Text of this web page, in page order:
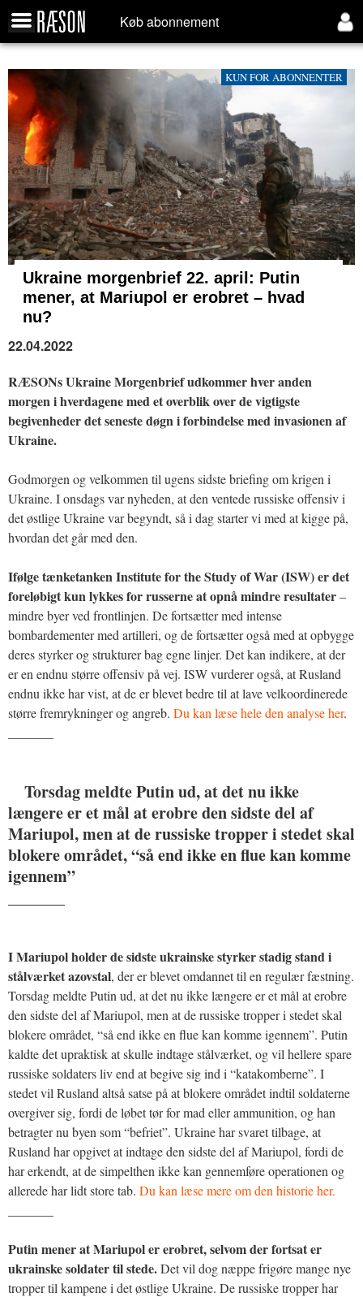
Køb abonnement
KUN FOR ABONNENTER
Ukraine morgenbrief 22. april: Putin
mener, at Mariupol er erobret – hvad
nu?
22.04.2022
RÆSONs Ukraine Morgenbrief udkommer hver anden
morgen i hverdagene med et overblik over de vigtigste
begivenheder det seneste døgn i forbindelse med invasionen af
Ukraine.
Godmorgen og velkommen til ugens sidste briefing om krigen i
Ukraine. I onsdags var nyheden, at den ventede russiske offensiv i
det østlige Ukraine var begyndt, så i dag starter vi med at kigge på,
hvordan det går med den.
Ifølge tænketanken Institute for the Study of War (ISW) er det
foreløbigt kun lykkes for russerne at opnå mindre resultater–
mindre byer ved frontlinjen. De fortsætter med intense
bombardementer med artilleri, og de fortsætter også med at opbygge
deres styrker og strukturer bag egne linjer. Det kan indikere, at der
er en endnu større offensiv på vej. ISW vurderer også, at Rusland
endnu ikke har vist, at de er blevet bedre til at lave velkoordinerede
større fremrykninger og angreb. Du kan læse hele den analyse her.
Torsdag meldte Putin ud, at det nu ikke
længere er et mål at erobre den sidste del af
Mariupol, men at de russiske tropper i stedet skal
blokere området, “så end ikke en flue kan komme
igennem”
I Mariupol holder de sidste ukrainske styrker stadig stand i
stålværket azovstal, der er blevet omdannet til en regulær fæstning.
Torsdag meldte Putin ud, at det nu ikke længere er et mål at erobre
den sidste del af Mariupol, men at de russiske tropper i stedet skal
blokere området, “så end ikke en flue kan komme igennem”. Putin
kaldte det upraktisk at skulle indtage stålværket, og vil hellere spare
russiske soldaters liv end at begive sig ind i “katakomberne”. I
stedet vil Rusland altså satse på at blokere området indtil soldaterne
overgiver sig, fordi de løbet tør for mad eller ammunition, og han
betragter nu byen som “befriet”. Ukraine har svaret tilbage, at
Rusland har opgivet at indtage den sidste del af Mariupol, fordi de
har erkendt, at de simpelthen ikke kan gennemføre operationen og
allerede har lidt store tab. Du kan læse mere om den historie her.
Putin mener at Mariupol er erobret, selvom der fortsat er
ukrainske soldater til stede.Det vil dog næppe frigøre mange nye
tropper til kampene i det østlige Ukraine. De russiske tropper har